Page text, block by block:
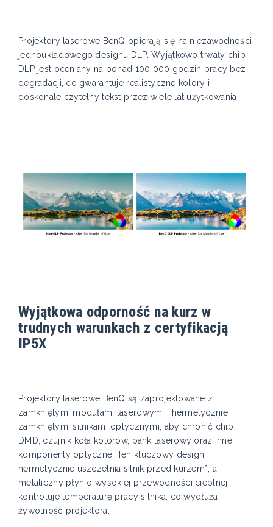
Projektory laserowe BenQ opierają się na niezawodności
jednoukładowego designu DLP. Wyjątkowo trwały chip
DLP jest oceniany na ponad 100 000 godzin pracy bez
degradacji, co gwarantuje realistyczne kolory i
doskonale czytelny tekst przez wiele lat użytkowania.
Wyjątkowa odporność na kurz w
trudnych warunkach z certyfikacją
IP5X
Projektory laserowe BenQ są zaprojektowane z
zamkniętymi modułami laserowymi i hermetycznie
zamkniętymi silnikami optycznymi, aby chronić chip
DMD, czujnik koła kolorów, bank laserowy oraz inne
komponenty optyczne. Ten kluczowy design
hermetycznie uszczelnia silnik przed kurzem*, a
metaliczny płyn o wysokiej przewodności cieplnej
kontroluje temperaturę pracy silnika, co wydłuża
żywotność projektora.